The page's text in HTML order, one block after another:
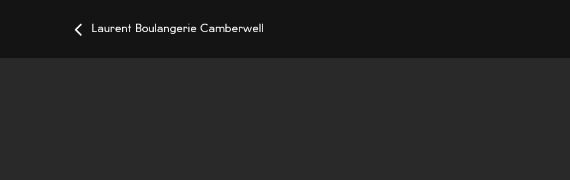
Laurent Boulangerie Camberwell